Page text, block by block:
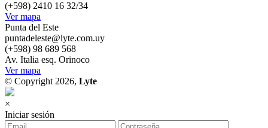
(+598) 2410 16 32/34
Ver mapa
Punta del Este
puntadeleste@lyte.com.uy
(+598) 98 689 568
Av. Italia esq. Orinoco
Ver mapa
© Copyright 2026, Lyte
×
Iniciar sesión